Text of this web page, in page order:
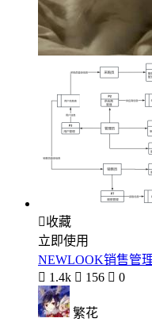
收藏
立即使用
NEWLOOK销售管
 1.4k  156  0
繁花